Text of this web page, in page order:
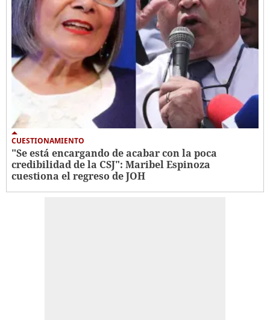
CUESTIONAMIENTO
"Se está encargando de acabar con la poca
credibilidad de la CSJ": Maribel Espinoza
cuestiona el regreso de JOH